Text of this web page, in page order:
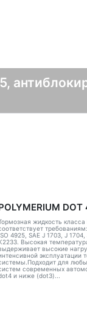
жидкость класса
требованиям:
4925, SAE J 1703, J 1704,
Высокая
высокие
эксплуатации
для
современных
и ниже (dot3)...